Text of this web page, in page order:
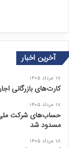
آخرین اخبار
۱۸ مرداد ۱۴۰۵
کارت‌های بازرگانی
۱۸ مرداد ۱۴۰۵
حساب‌های شرکت ملی
مسدود شد
۱۸ مرداد ۱۴۰۵